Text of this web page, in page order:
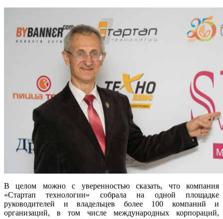
В целом можно с уверенностью сказать, что компания
«Стартап технологии» собрала на одной площадке
руководителей и владельцев более 100 компаний и
организаций, в том числе международных корпораций,